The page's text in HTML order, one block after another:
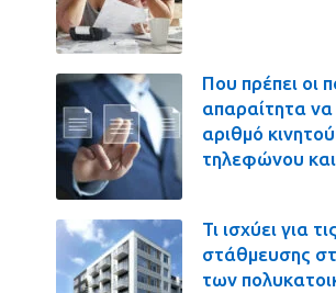
Που πρέπει οι
απαραίτητα
αριθμό κινητού
τηλεφώνου
Τι ισχύει για
στάθμευσης
των